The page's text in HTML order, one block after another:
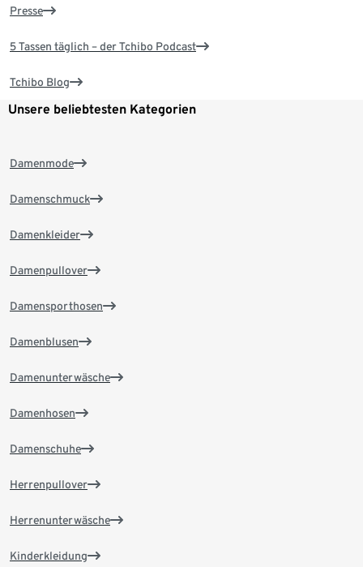
Presse
5 Tassen täglich – der Tchibo Podcast
Tchibo Blog
Unsere beliebtesten Kategorien
Damenmode
Damenschmuck
Damenkleider
Damenpullover
Damensporthosen
Damenblusen
Damenunterwäsche
Damenhosen
Damenschuhe
Herrenpullover
Herrenunterwäsche
Kinderkleidung